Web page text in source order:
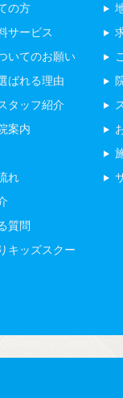
の方
サービス
いてのお願い
ばれる理由
タッフ紹介
案内
れ
質問
キッズスクー